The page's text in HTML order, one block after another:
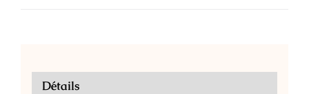
Détails